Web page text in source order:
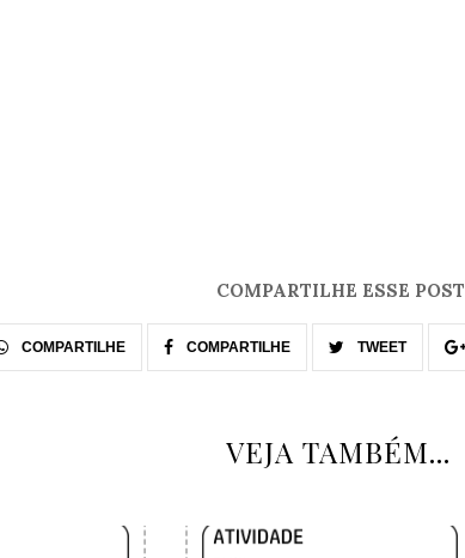
COMPARTILHE ESSE POST
COMPARTILHE COMPARTILHE TWEET
VEJA TAMBÉM...